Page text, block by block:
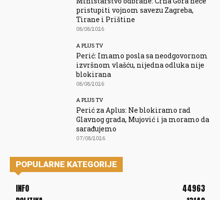
pristupiti vojnom savezu Zagreba,
Tirane i Prištine
08/08/2026
A PLUS TV
Perić: Imamo posla sa neodgovornom
izvršnom vlašću, nijedna odluka nije
blokirana
08/08/2026
A PLUS TV
Perić za Aplus: Ne blokiramo rad
Glavnog grada, Mujović i ja moramo da
sarađujemo
07/08/2026
POPULARNE KATEGORIJE
INFO
44963